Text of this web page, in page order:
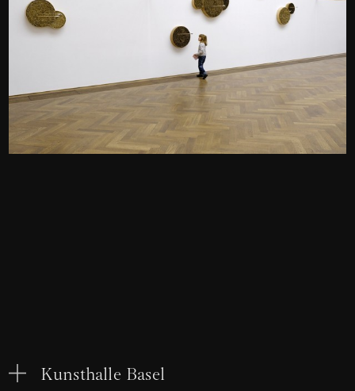
Kunsthalle Basel